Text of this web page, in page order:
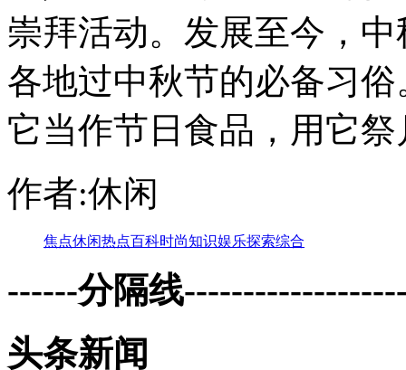
崇拜活动。发展至今，
各地过中秋节的必备习
它当作节日食品，用它
作者:休闲
焦点休闲热点百科时尚知识娱乐探索综合
------分隔线
头条新闻